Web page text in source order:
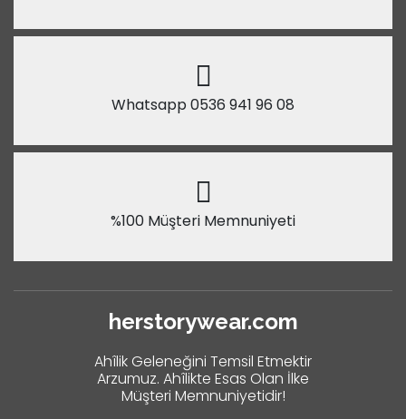
Whatsapp 0536 941 96 08
%100 Müşteri Memnuniyeti
herstorywear.com
Ahîlik Geleneğini Temsil Etmektir
Arzumuz. Ahîlikte Esas Olan İlke
Müşteri Memnuniyetidir!